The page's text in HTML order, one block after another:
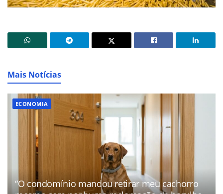
Mais Notícias
ECONOMIA
“O condomínio mandou retirar meu cachorro